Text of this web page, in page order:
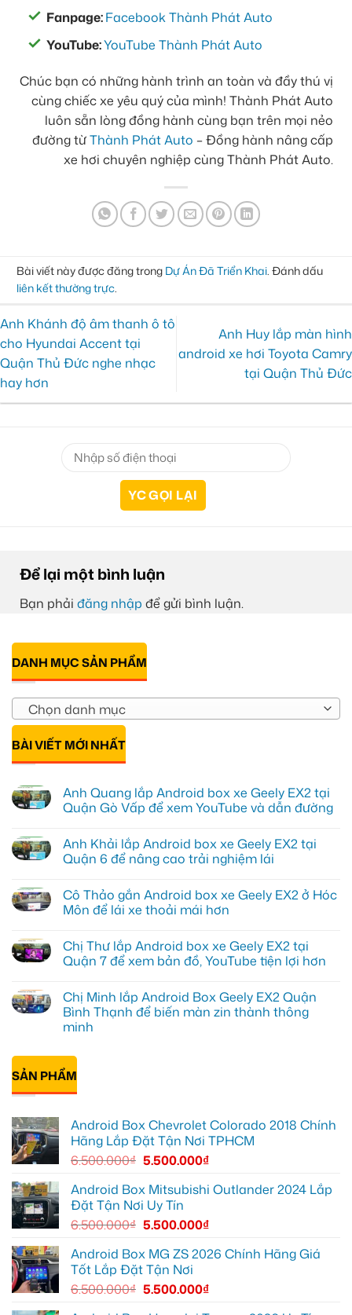
Fanpage:Facebook Thành Phát Auto
YouTube:YouTube Thành Phát Auto
Chúc bạn có những hành trình an toàn và đầy thú vị
cùng chiếc xe yêu quý của mình! Thành Phát Auto
luôn sẵn lòng đồng hành cùng bạn trên mọi nẻo
đường từThành Phát Auto – Đồng hành nâng cấp
xe hơi chuyên nghiệp cùng Thành Phát Auto.
Bài viết này được đăng trong Dự Án Đã Triển Khai . Đánh dấu
liên kết thường trực
Anh Khánh độ âm thanh ô tô
cho Hyundai Accent tại
Quận Thủ Đức nghe nhạc
hay hơn
Anh Huy lắp màn hình
android xe hơi Toyota Camry
tại Quận Thủ Đức
Để lại một bình luận
Bạn phải đăng nhập để gửi bình luận.
DANH MỤC SẢN PHẨM
Chọn danh mục
BÀI VIẾT MỚI NHẤT
Anh Quang lắp Android box xe Geely EX2 tại
Quận Gò Vấp để xem YouTube và dẫn đường
bình
luận
ở
lắp
Android
box
EX2
tại
Quận
để
xem
YouTube
và
Anh Khải lắp Android box xe Geely EX2 tại
Quận 6 để nâng cao trải nghiệm lái
bình
luận
ở
lắp
Android
box
EX2
tại
Quận
6
cao
trải
nghiệm
lái
Cô Thảo gắn Android box xe Geely EX2 ở Hóc
Môn để lái xe thoải mái hơn
bình
luận
ở
gắn
Android
box
xe
ở
Hóc
Môn
để
thoải
mái
hơn
Chị Thư lắp Android box xe Geely EX2 tại
Quận 7 để xem bản đồ, YouTube tiện lợi hơn
bình
luận
ở
Chị
Android
box
xe
Geely
Quận
bản
tiện
lợi
hơn
Chị Minh lắp Android Box Geely EX2 Quận
Bình Thạnh để biến màn zin thành thông
minh
có
luận
ở
Chị
Android
Box
Geely
EX2
Quận
Thạnh
để
biến
zin
thông
minh
SẢN PHẨM
Android Box Chevrolet Colorado 2018 Chính
Hãng Lắp Đặt Tận Nơi TPHCM
6.500.000₫ 5.500.000₫
Android Box Mitsubishi Outlander 2024 Lắp
Đặt Tận Nơi Uy Tín
6.500.000₫ 5.500.000₫
Android Box MG ZS 2026 Chính Hãng Giá
Tốt Lắp Đặt Tận Nơi
6.500.000₫ 5.500.000₫